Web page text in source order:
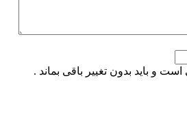
است و باید بدون تغییر باقی بماند .